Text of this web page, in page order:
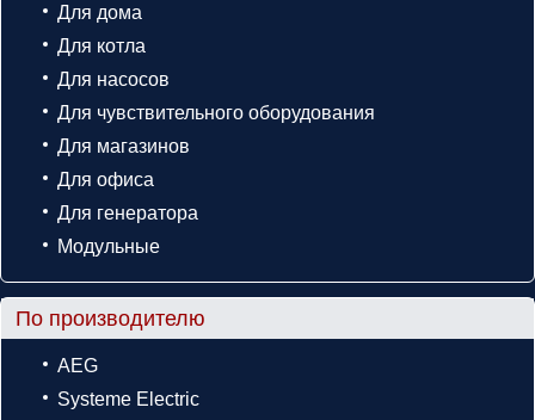
Для дома
Для котла
Для насосов
Для чувствительного оборудования
Для магазинов
Для офиса
Для генератора
Модульные
По производителю
AEG
Systeme Electric